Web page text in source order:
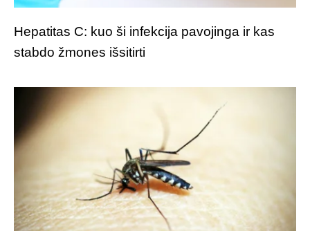
Hepatitas C: kuo ši infekcija pavojinga ir kas
stabdo žmones išsitirti